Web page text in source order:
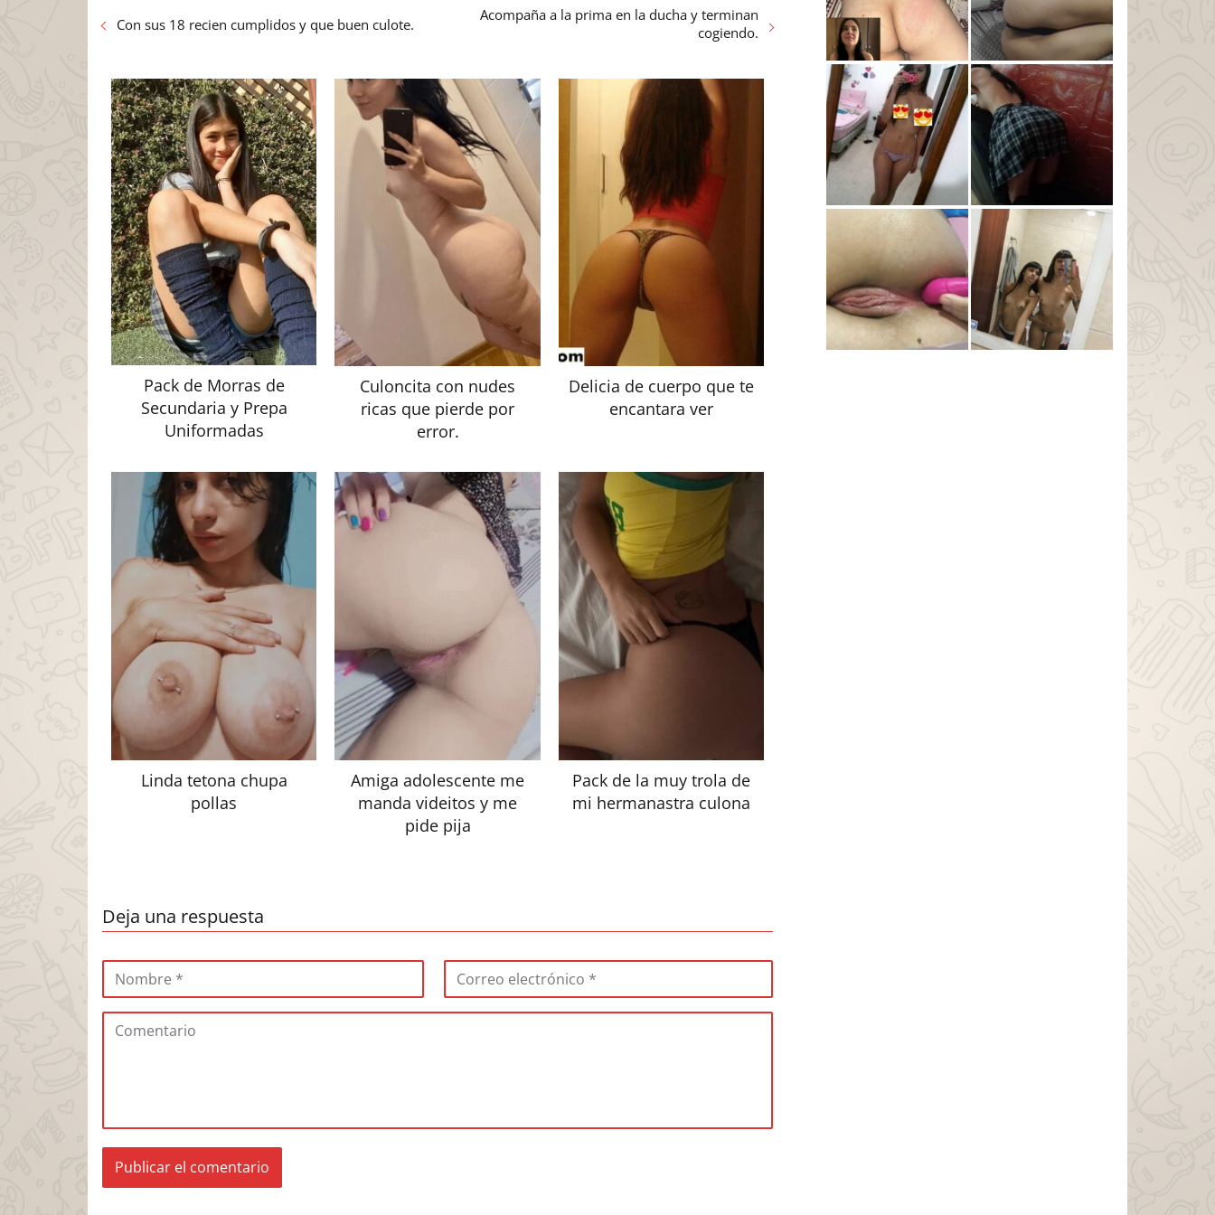
Con sus 18 recien cumplidos y que buen culote.
Acompaña a la prima en la ducha y terminan
cogiendo.
Pack de Morras de
Secundaria y Prepa
Uniformadas
Culoncita con nudes
ricas que pierde por
error.
Delicia de cuerpo que te
encantara ver
Linda tetona chupa
pollas
Amiga adolescente me
manda videitos y me
pide pija
Pack de la muy trola de
mi hermanastra culona
Deja una respuesta